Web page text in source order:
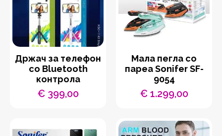
Држач за телефон
со Bluetooth
контрола
€399,00
Мала пегла со
пареа Sonifer SF-
9054
€1.299,00